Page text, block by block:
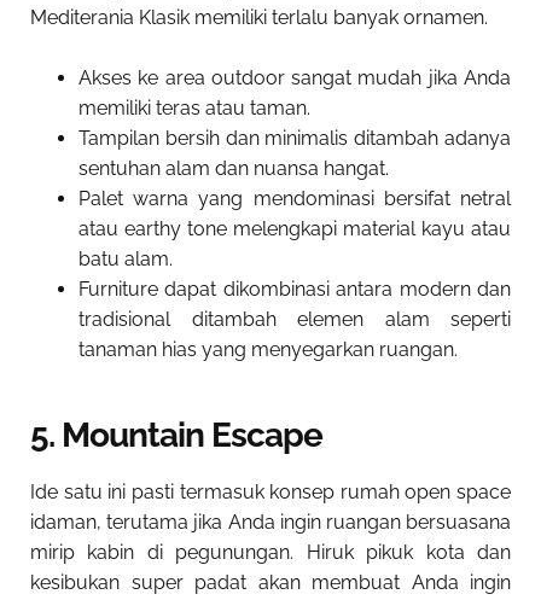
Mediterania Klasik memiliki terlalu banyak ornamen.
Akses ke area outdoor sangat mudah jika Anda
memiliki teras atau taman.
Tampilan bersih dan minimalis ditambah adanya
sentuhan alam dan nuansa hangat.
Palet warna yang mendominasi bersifat netral
atau earthy tone melengkapi material kayu atau
batu alam.
Furniture dapat dikombinasi antara modern dan
tradisional ditambah elemen alam seperti
tanaman hias yang menyegarkan ruangan.
5. Mountain Escape
Ide satu ini pasti termasuk konsep rumah open space
idaman, terutama jika Anda ingin ruangan bersuasana
mirip kabin di pegunungan. Hiruk pikuk kota dan
kesibukan super padat akan membuat Anda ingin